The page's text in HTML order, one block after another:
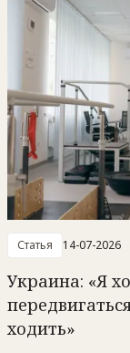
Статья 14-07-2026
Украина: «Я
ходить»